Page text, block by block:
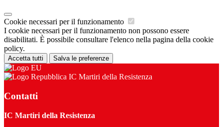
Cookie necessari per il funzionamento
I cookie necessari per il funzionamento non possono essere
disabilitati. È possibile consultare l'elenco nella pagina della cookie
policy.
Accetta tutti Salva le preferenze
IC Martiri della Resistenza
Contatti
IC Martiri della Resistenza